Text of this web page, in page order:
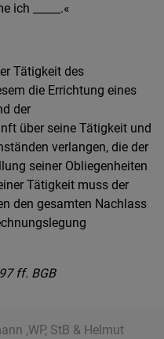
ich _____.«
Tätigkeit des
die Errichtung eines
der
über seine Tätigkeit und
verlangen, die der
seiner Obliegenheiten
Tätigkeit muss der
den gesamten Nachlass
ff. BGB
,WP, StB & Helmut